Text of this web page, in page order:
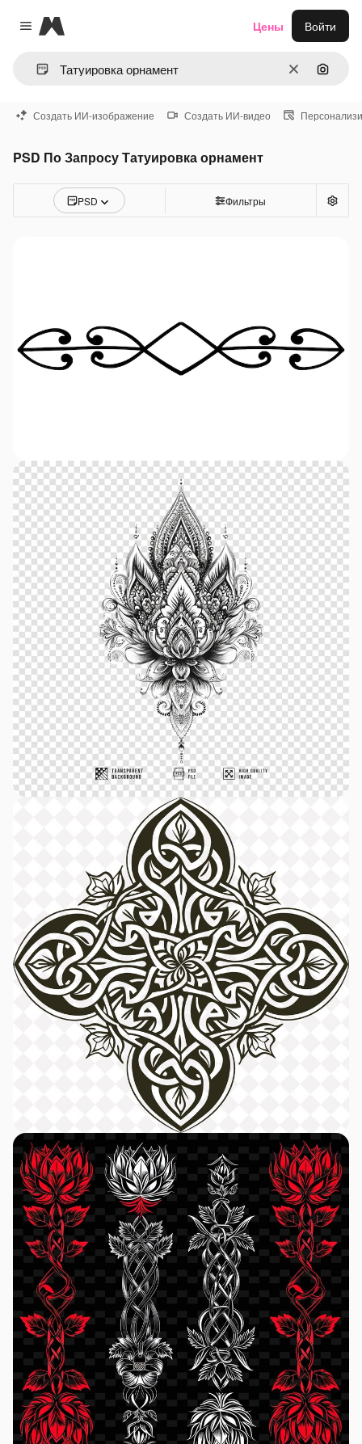
Close menu
Magnific
ОчиститьПоиск
Цены Войти
Создать ИИ-изображение Создать ИИ-видео
PSD По Запросу Татуировка орнамент
PSD Фильтры